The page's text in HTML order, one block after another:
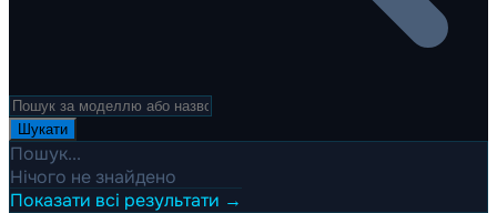
Шукати
Пошук...
Нічого не знайдено
Показати всі результати →